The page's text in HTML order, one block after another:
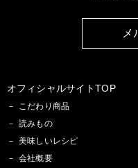
メ
オフィシャルサイトTOP
こだわり商品
読みもの
美味しいレシピ
会社概要